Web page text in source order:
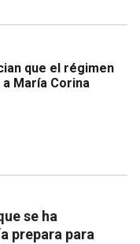
que el régimen
María Corina
se ha
prepara para